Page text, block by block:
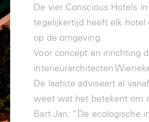
De vier Conscious Hotels
tegelijkertijd heeft elk hotel
op de omgeving.
Voor concept en inrichting
interieurarchitecten
De laatste adviseert al
weet wat het betekent om
Bart Jan: “De ecologische